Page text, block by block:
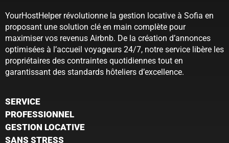
YourHostHelper révolutionne la gestion locative à Sofia en
proposant une solution clé en main complète pour
maximiser vos revenus Airbnb. De la création d’annonces
optimisées à l’accueil voyageurs 24/7, notre service libère les
propriétaires des contraintes quotidiennes tout en
garantissant des standards hôteliers d’excellence.
SERVICE
PROFESSIONNEL
GESTION LOCATIVE
SANS STRESS